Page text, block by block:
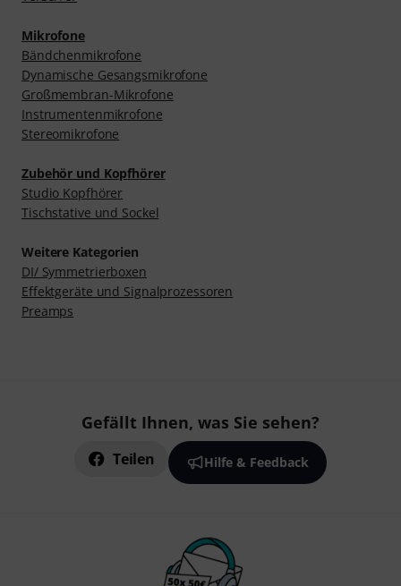
Mikrofone
Bändchenmikrofone
Dynamische Gesangsmikrofone
Großmembran-Mikrofone
Instrumentenmikrofone
Stereomikrofone
Zubehör und Kopfhörer
Studio Kopfhörer
Tischstative und Sockel
Weitere Kategorien
DI/ Symmetrierboxen
Effektgeräte und Signalprozessoren
Preamps
Gefällt Ihnen, was Sie sehen?
Teilen Hilfe & Feedback